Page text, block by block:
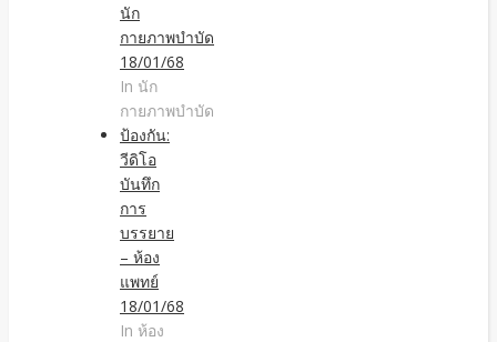
นัก
กายภาพบำบัด
18/01/68
In นัก
กายภาพบำบัด
ป้องกัน:
วีดิโอ
บันทึก
การ
บรรยาย
– ห้อง
แพทย์
18/01/68
In ห้อง